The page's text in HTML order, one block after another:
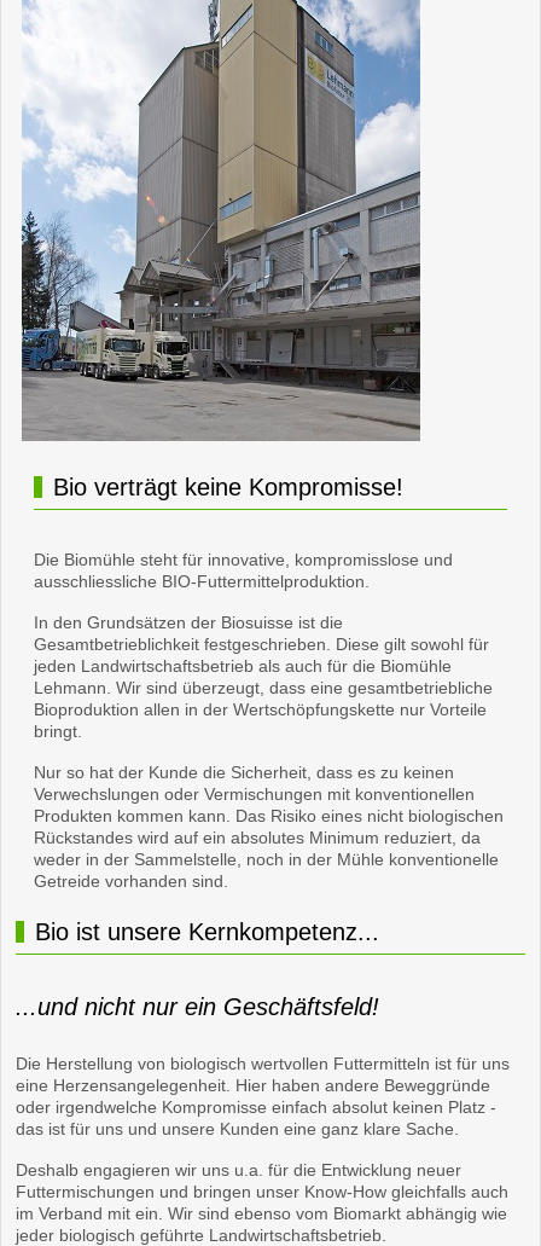
Bio verträgt keine Kompromisse!
Die Biomühle steht für innovative, kompromisslose und
ausschliessliche BIO-Futtermittelproduktion.
In den Grundsätzen der Biosuisse ist die
Gesamtbetrieblichkeit festgeschrieben. Diese gilt sowohl für
jeden Landwirtschaftsbetrieb als auch für die Biomühle
Lehmann. Wir sind überzeugt, dass eine gesamtbetriebliche
Bioproduktion allen in der Wertschöpfungskette nur Vorteile
bringt.
Nur so hat der Kunde die Sicherheit, dass es zu keinen
Verwechslungen oder Vermischungen mit konventionellen
Produkten kommen kann. Das Risiko eines nicht biologischen
Rückstandes wird auf ein absolutes Minimum reduziert, da
weder in der Sammelstelle, noch in der Mühle konventionelle
Getreide vorhanden sind.
Bio ist unsere Kernkompetenz...
...und nicht nur ein Geschäftsfeld!
Die Herstellung von biologisch wertvollen Futtermitteln ist für uns
eine Herzensangelegenheit. Hier haben andere Beweggründe
oder irgendwelche Kompromisse einfach absolut keinen Platz -
das ist für uns und unsere Kunden eine ganz klare Sache.
Deshalb engagieren wir uns u.a. für die Entwicklung neuer
Futtermischungen und bringen unser Know-How gleichfalls auch
im Verband mit ein. Wir sind ebenso vom Biomarkt abhängig wie
jeder biologisch geführte Landwirtschaftsbetrieb.